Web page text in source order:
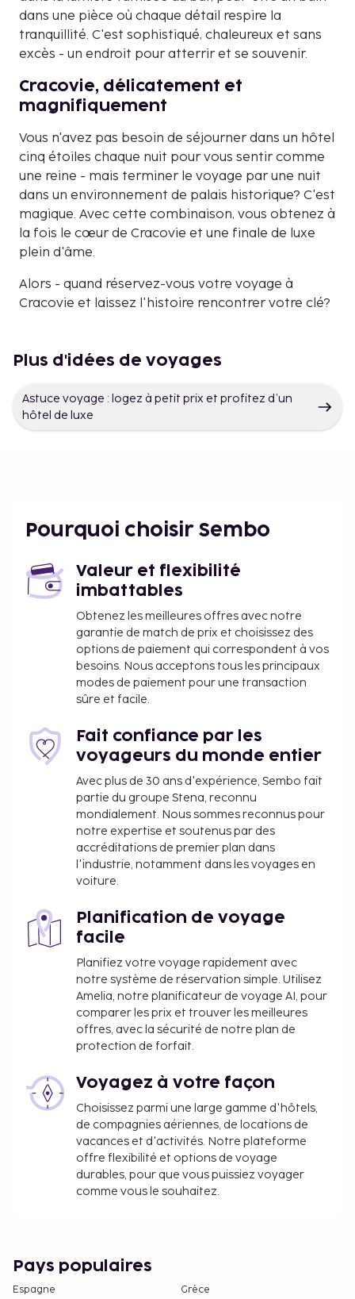
dans une pièce où chaque détail respire la
tranquillité. C'est sophistiqué, chaleureux et sans
excès - un endroit pour atterrir et se souvenir.
Cracovie, délicatement et
magnifiquement
Vous n'avez pas besoin de séjourner dans un hôtel
cinq étoiles chaque nuit pour vous sentir comme
une reine - mais terminer le voyage par une nuit
dans un environnement de palais historique? C'est
magique. Avec cette combinaison, vous obtenez à
la fois le cœur de Cracovie et une finale de luxe
plein d'âme.
Alors - quand réservez-vous votre voyage à
Cracovie et laissez l'histoire rencontrer votre clé?
Plus d'idées de voyages
Astuce voyage : logez à petit prix et profitez d’un
hôtel de luxe
Pourquoi choisir Sembo
Valeur et flexibilité
imbattables
Obtenez les meilleures offres avec notre
garantie de match de prix et choisissez des
options de paiement qui correspondent à vos
besoins. Nous acceptons tous les principaux
modes de paiement pour une transaction
sûre et facile.
Fait confiance par les
voyageurs du monde entier
Avec plus de 30 ans d'expérience, Sembo fait
partie du groupe Stena, reconnu
mondialement. Nous sommes reconnus pour
notre expertise et soutenus par des
accréditations de premier plan dans
l'industrie, notamment dans les voyages en
voiture.
Planification de voyage
facile
Planifiez votre voyage rapidement avec
notre système de réservation simple. Utilisez
Amelia, notre planificateur de voyage AI, pour
comparer les prix et trouver les meilleures
offres, avec la sécurité de notre plan de
protection de forfait.
Voyagez à votre façon
Choisissez parmi une large gamme d'hôtels,
de compagnies aériennes, de locations de
vacances et d'activités. Notre plateforme
offre flexibilité et options de voyage
durables, pour que vous puissiez voyager
comme vous le souhaitez.
Pays populaires
Espagne
Grèce